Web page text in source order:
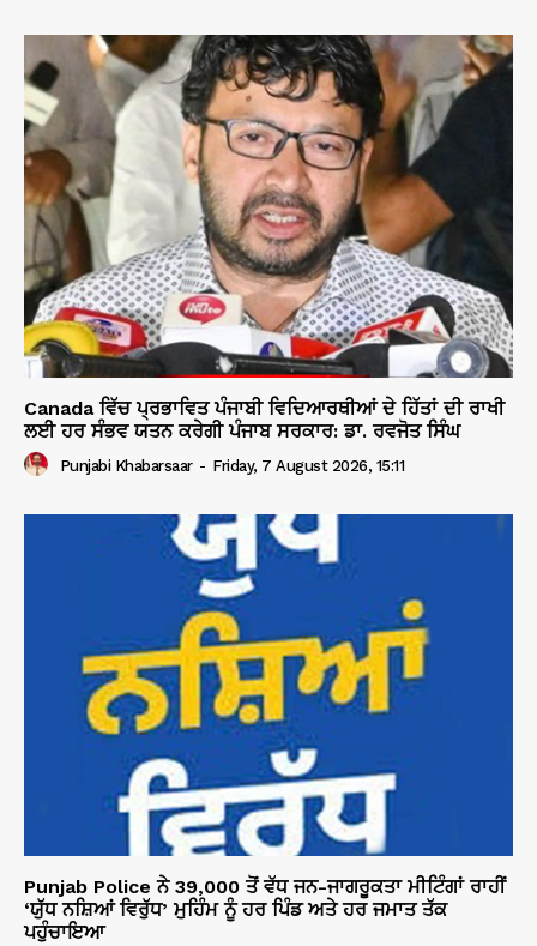
Canada ਵਿੱਚ ਪ੍ਰਭਾਵਿਤ ਪੰਜਾਬੀ ਵਿਦਿਆਰਥੀਆਂ ਦੇ ਹਿੱਤਾਂ ਦੀ ਰਾਖੀ
ਲਈ ਹਰ ਸੰਭਵ ਯਤਨ ਕਰੇਗੀ ਪੰਜਾਬ ਸਰਕਾਰ: ਡਾ. ਰਵਜੋਤ ਸਿੰਘ
Punjabi Khabarsaar - Friday, 7 August 2026, 15:11
Punjab Police ਨੇ 39,000 ਤੋਂ ਵੱਧ ਜਨ-ਜਾਗਰੂਕਤਾ ਮੀਟਿੰਗਾਂ ਰਾਹੀਂ
‘ਯੁੱਧ ਨਸ਼ਿਆਂ ਵਿਰੁੱਧ’ ਮੁਹਿੰਮ ਨੂੰ ਹਰ ਪਿੰਡ ਅਤੇ ਹਰ ਜਮਾਤ ਤੱਕ
ਪਹੁੰਚਾਇਆ